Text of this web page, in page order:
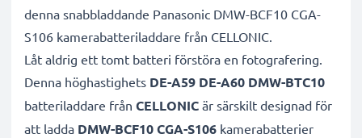
denna snabbladdande Panasonic DMW-BCF10 CGA-
S106 kamerabatteriladdare från CELLONIC.
Låt aldrig ett tomt batteri förstöra en fotografering.
Denna höghastighets DE-A59 DE-A60 DMW-BTC10
batteriladdare från CELLONIC är särskilt designad för
att ladda DMW-BCF10 CGA-S106 kamerabatterier